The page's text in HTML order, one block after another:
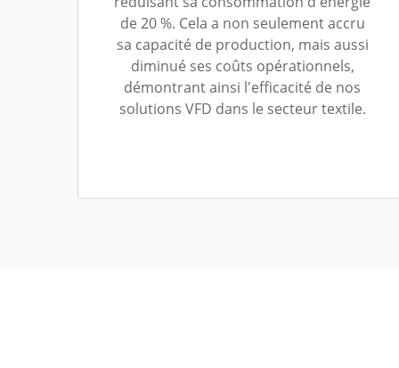
de 20 %. Cela a non seulement accru
sa capacité de production, mais aussi
diminué ses coûts opérationnels,
démontrant ainsi l'efficacité de nos
solutions VFD dans le secteur textile.